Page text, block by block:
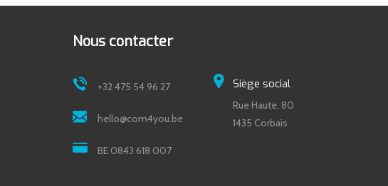
Nous contacter
+32 475 54 96 27
hello@com4you.be
BE 0843 618 007
Siège social
Rue Haute, 80
1435 Corbais